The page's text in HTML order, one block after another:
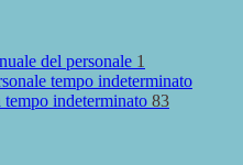
del personale 1
tempo indeterminato
tempo indeterminato 83